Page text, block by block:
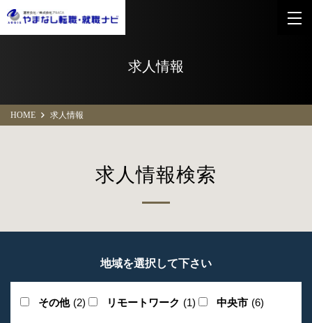
求人情報
HOME 求人情報
求人情報検索
地域を選択して下さい
その他 (2) リモートワーク (1) 中央市 (6)